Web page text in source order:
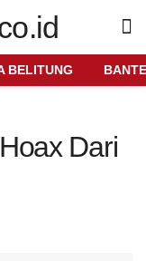
BELITUNG
Dari